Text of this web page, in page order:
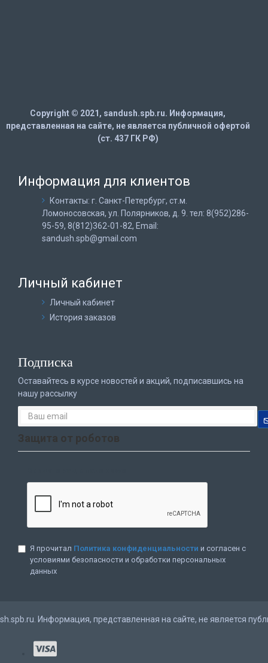
Copyright © 2021, sandush.spb.ru. Информация,
представленная на сайте, не является публичной офертой
(ст. 437 ГК РФ)
Информация для клиентов
Контакты: г. Санкт-Петербург, ст.м.
Ломоносовская, ул. Полярников, д. 9. тел: 8(952)286-
95-59, 8(812)362-01-82, Email:
sandush.spb@gmail.com
Личный кабинет
Личный кабинет
История заказов
Подписка
Оставайтесь в курсе новостей и акций, подписавшись на
нашу рассылку
Защита от роботов
Я прочитал Политика конфиденциальности и согласен с
условиями безопасности и обработки персональных
данных
Информация, представленная на сайте, не является